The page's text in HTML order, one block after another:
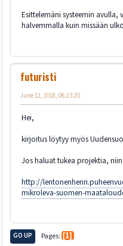
Esittelemäni systeemin
halvemmalla kuin missään
futuristi
June 12, 2018, 06:23:20
Hei,
kirjoitus löytyy myös
Jos haluat tukea projektia,
http://
mikroleva-suomen-
GO UP Pages 1